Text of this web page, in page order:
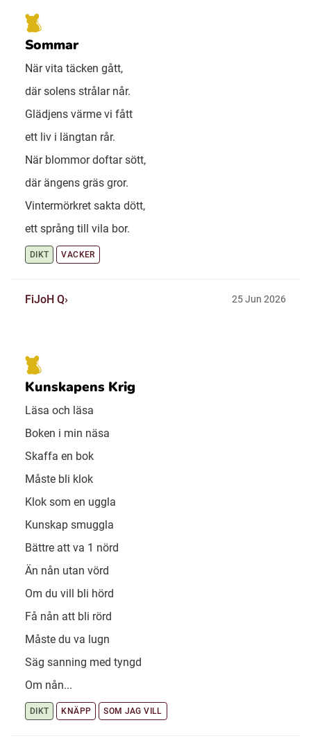
Sommar
När vita täcken gått,
där solens strålar når.
Glädjens värme vi fått
ett liv i längtan rår.
När blommor doftar sött,
där ängens gräs gror.
Vintermörkret sakta dött,
ett språng till vila bor.
DIKT VACKER
FiJoH Q 25 Jun 2026
Kunskapens Krig
Läsa och läsa
Boken i min näsa
Skaffa en bok
Måste bli klok
Klok som en uggla
Kunskap smuggla
Bättre att va 1 nörd
Än nån utan vörd
Om du vill bli hörd
Få nån att bli rörd
Måste du va lugn
Säg sanning med tyngd
Om nån...
DIKT KNÄPP SOM JAG VILL